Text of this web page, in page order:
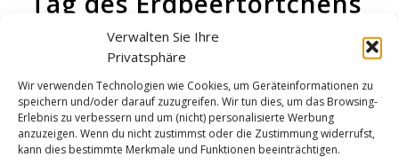
Verwalten Sie Ihre
Privatsphäre
Wir verwenden Technologien wie Cookies, um Geräteinformationen zu
speichern und/oder darauf zuzugreifen. Wir tun dies, um das Browsing-
Erlebnis zu verbessern und um (nicht) personalisierte Werbung
anzuzeigen. Wenn du nicht zustimmst oder die Zustimmung widerrufst,
kann dies bestimmte Merkmale und Funktionen beeinträchtigen.
KÜCHENGEPLAUDER WICHTEL-NEWS